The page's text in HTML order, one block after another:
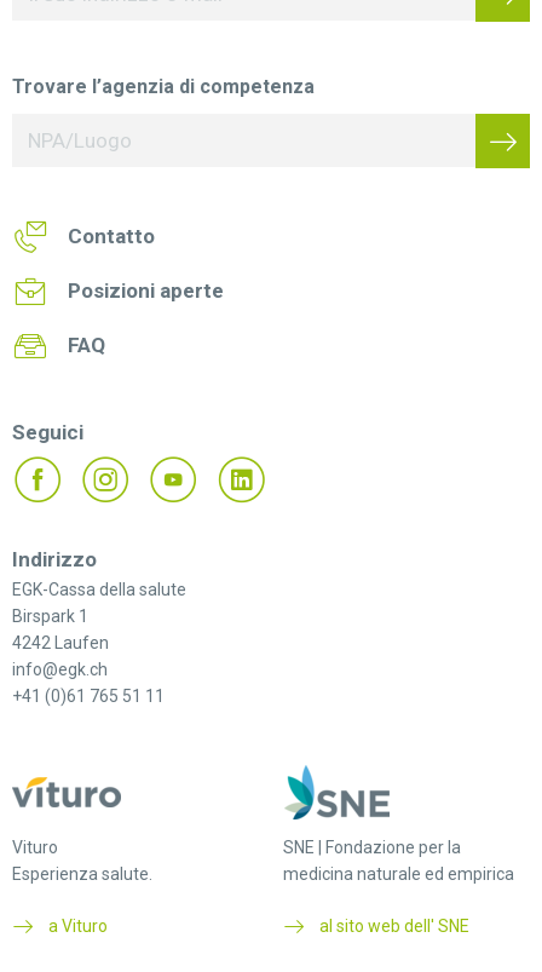
Trovare l’agenzia di competenza
Contatto
Posizioni aperte
FAQ
Seguici
Indirizzo
EGK-Cassa della salute
Birspark 1
4242 Laufen
info@egk.ch
+41 (0)61 765 51 11
Vituro
Esperienza salute.
a Vituro
SNE | Fondazione per la
medicina naturale ed empirica
al sito web dell' SNE